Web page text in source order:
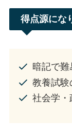
得点源にな
暗記で難
教養試験
社会学・